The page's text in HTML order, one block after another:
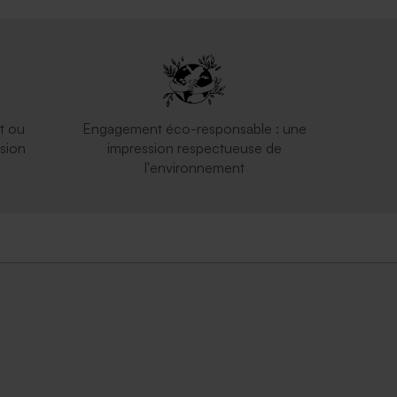
ou
Engagement éco-responsable : une
impression respectueuse de
l'environnement